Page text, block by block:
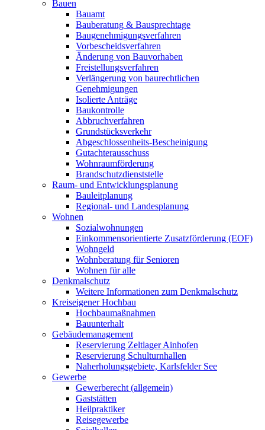
Bauen
Bauamt
Bauberatung & Bausprechtage
Baugenehmigungsverfahren
Vorbescheidsverfahren
Änderung von Bauvorhaben
Freistellungsverfahren
Verlängerung von baurechtlichen
Genehmigungen
Isolierte Anträge
Baukontrolle
Abbruchverfahren
Grundstücksverkehr
Abgeschlossenheits-Bescheinigung
Gutachterausschuss
Wohnraumförderung
Brandschutzdienststelle
Raum- und Entwicklungsplanung
Bauleitplanung
Regional- und Landesplanung
Wohnen
Sozialwohnungen
Einkommensorientierte Zusatzförderung (EOF)
Wohngeld
Wohnberatung für Senioren
Wohnen für alle
Denkmalschutz
Weitere Informationen zum Denkmalschutz
Kreiseigener Hochbau
Hochbaumaßnahmen
Bauunterhalt
Gebäudemanagement
Reservierung Zeltlager Ainhofen
Reservierung Schulturnhallen
Naherholungsgebiete, Karlsfelder See
Gewerbe
Gewerberecht (allgemein)
Gaststätten
Heilpraktiker
Reisegewerbe